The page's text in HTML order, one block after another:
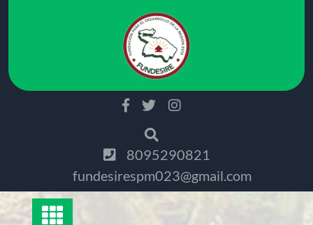
8095290821
fundesirespm023@gmail.com